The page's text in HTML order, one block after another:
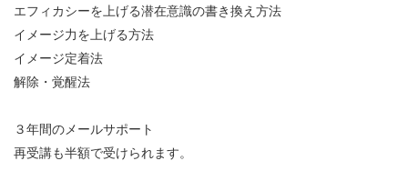
エフィカシーを上げる潜在意識の書き換え方法
イメージ力を上げる方法
イメージ定着法
解除・覚醒法
３年間のメールサポート
再受講も半額で受けられます。